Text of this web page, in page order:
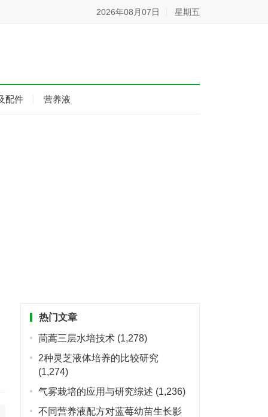
2026年08月07日 星期五
配件 营养液
热门文章
茼蒿三层水培技术 (1,278)
2种灵芝液体培养的比较研究
(1,274)
气雾栽培的应用与研究综述 (1,236)
不同营养液配方对蓝莓幼苗生长影